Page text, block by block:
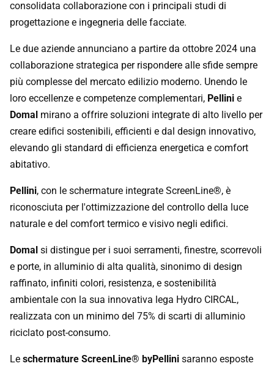
progettazione e ingegneria delle facciate.
collaborazione strategica per rispondere alle sfide sempre
più complesse del mercato edilizio moderno. Unendo le
loro eccellenze e competenze complementari,Pellinie
Domalmirano a offrire soluzioni integrate di alto livello per
creare edifici sostenibili, efficienti e dal design innovativo,
elevando gli standard di efficienza energetica e comfort
abitativo.
riconosciuta per l'ottimizzazione del controllo della luce
naturale e del comfort termico e visivo negli edifici.
e porte, in alluminio di alta qualità, sinonimo di design
raffinato, infiniti colori, resistenza, e sostenibilità
ambientale con la sua innovativa lega Hydro CIRCAL,
realizzata con un minimo del 75% di scarti di alluminio
riciclato post-consumo.
all'interno diSpazio Domal, il prestigioso showroom che